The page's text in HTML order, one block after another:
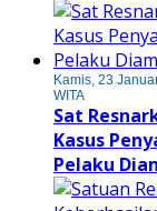
Kamis, 23
WITA
Sat
Kasus
Pelaku